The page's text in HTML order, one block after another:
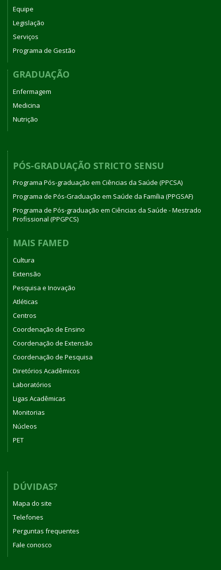
Equipe
Legislação
Serviços
Programa de Gestão
GRADUAÇÃO
Enfermagem
Medicina
Nutrição
PÓS-GRADUAÇÃO STRICTO SENSU
Programa Pós-graduação em Ciências da Saúde (PPCSA)
Programa de Pós-Graduação em Saúde da Família (PPGSAF)
Programa de Pós-graduação em Ciências da Saúde - Mestrado
Profissional (PPGPCS)
MAIS FAMED
Cultura
Extensão
Pesquisa e Inovação
Atléticas
Centros
Coordenação de Ensino
Coordenação de Extensão
Coordenação de Pesquisa
Diretórios Acadêmicos
Laboratórios
Ligas Acadêmicas
Monitorias
Núcleos
PET
DÚVIDAS?
Mapa do site
Telefones
Perguntas frequentes
Fale conosco